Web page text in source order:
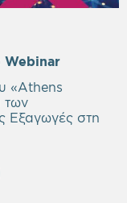
Webinar
«Athens
των
Εξαγωγές στη